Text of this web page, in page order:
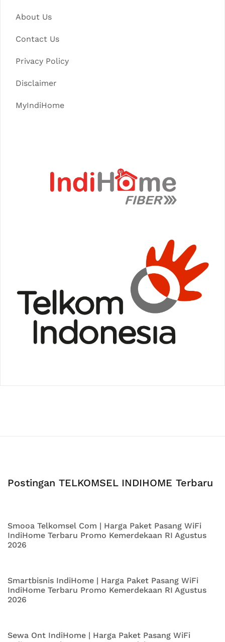
About Us
Contact Us
Privacy Policy
Disclaimer
MyIndiHome
Postingan TELKOMSEL INDIHOME Terbaru
Smooa Telkomsel Com | Harga Paket Pasang WiFi
IndiHome Terbaru Promo Kemerdekaan RI Agustus
2026
Smartbisnis IndiHome | Harga Paket Pasang WiFi
IndiHome Terbaru Promo Kemerdekaan RI Agustus
2026
Sewa Ont IndiHome | Harga Paket Pasang WiFi